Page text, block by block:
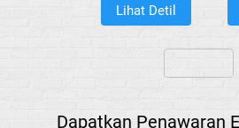
10208062
`
Lihat Detil
Dapatkan Penawaran